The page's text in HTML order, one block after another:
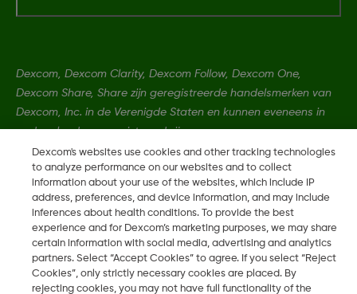
Dexcom, Dexcom Clarity, Dexcom Follow, Dexcom One,
Dexcom Share, Share zijn geregistreerde handelsmerken van
Dexcom, Inc. in de Verenigde Staten en kunnen eveneens in
andere landen geregistreerd zijn.
LBL-1000734 Rev002
2026 Dexcom, Inc. Alle rechten voorbehouden.
Dexcom's websites use cookies and other tracking technologies
to analyze performance on our websites and to collect
information about your use of the websites, which include IP
address, preferences, and device information, and may include
inferences about health conditions. To provide the best
experience and for Dexcom’s marketing purposes, we may share
certain information with social media, advertising and analytics
partners. Select “Accept Cookies” to agree. If you select “Reject
Cookies”, only strictly necessary cookies are placed. By
rejecting cookies, you may not have full functionality of the